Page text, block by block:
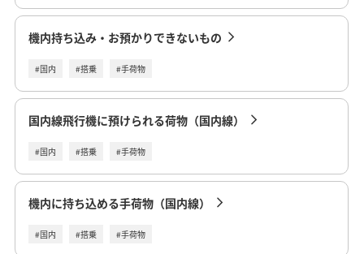
機内持ち込み・お預かりできないもの
#国内 #搭乗 #手荷物
国内線飛行機に預けられる荷物（国内線）
#国内 #搭乗 #手荷物
機内に持ち込める手荷物（国内線）
#国内 #搭乗 #手荷物